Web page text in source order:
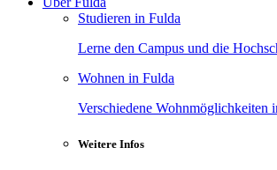
Studieren in Fulda
Lerne den Campus und die
Wohnen in Fulda
Verschiedene Wohnmöglichkeiten
Weitere Infos